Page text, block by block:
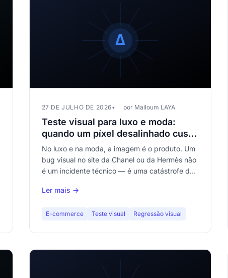
27 DE JULHO DE 2026 por Malloum LAYA
Teste visual para luxo e moda:
quando um píxel desalinhado custa
uma fortuna
No luxo e na moda, a imagem é o produto. Um
bug visual no site da Chanel ou da Hermès não
é um incidente técnico — é uma catástrofe de
inegociável no fashion e-commerce.
Ler mais →
E-commerce Teste visual Regressão visual